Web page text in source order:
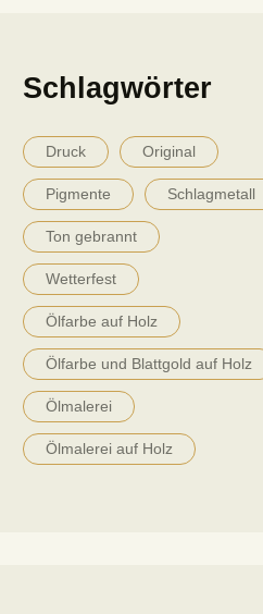
€
Schlagwörter
Druck Original
Pigmente Schlagmetall
Ton gebrannt
Wetterfest
Ölfarbe auf Holz
Ölfarbe und Blattgold auf Holz
Ölmalerei
Ölmalerei auf Holz